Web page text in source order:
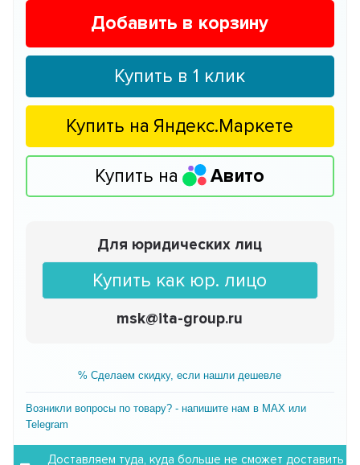
Добавить в корзину
Купить в 1 клик
Купить на Яндекс.Маркете
Купить на Авито
Для юридических лиц
Купить как юр. лицо
msk@ita-group.ru
% Сделаем скидку, если нашли дешевле
Возникли вопросы по товару? - напишите нам в MAX или
Telegram
Доставляем туда, куда больше не сможет доставить